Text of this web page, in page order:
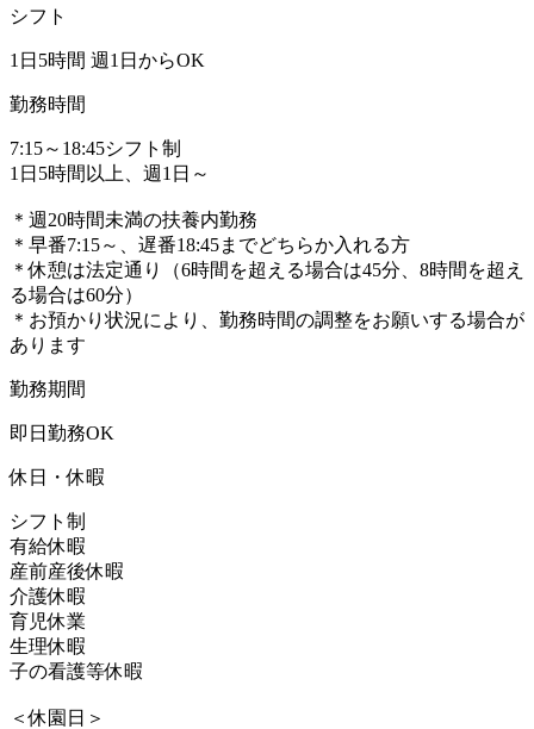
シフト
1日5時間 週1日からOK
勤務時間
7:15～18:45シフト制
1日5時間以上、週1日～
＊週20時間未満の扶養内勤務
＊早番7:15～、遅番18:45までどちらか入れる方
＊休憩は法定通り（6時間を超える場合は45分、8時間を超え
る場合は60分）
＊お預かり状況により、勤務時間の調整をお願いする場合が
あります
勤務期間
即日勤務OK
休日・休暇
シフト制
有給休暇
産前産後休暇
介護休暇
育児休業
生理休暇
子の看護等休暇
＜休園日＞